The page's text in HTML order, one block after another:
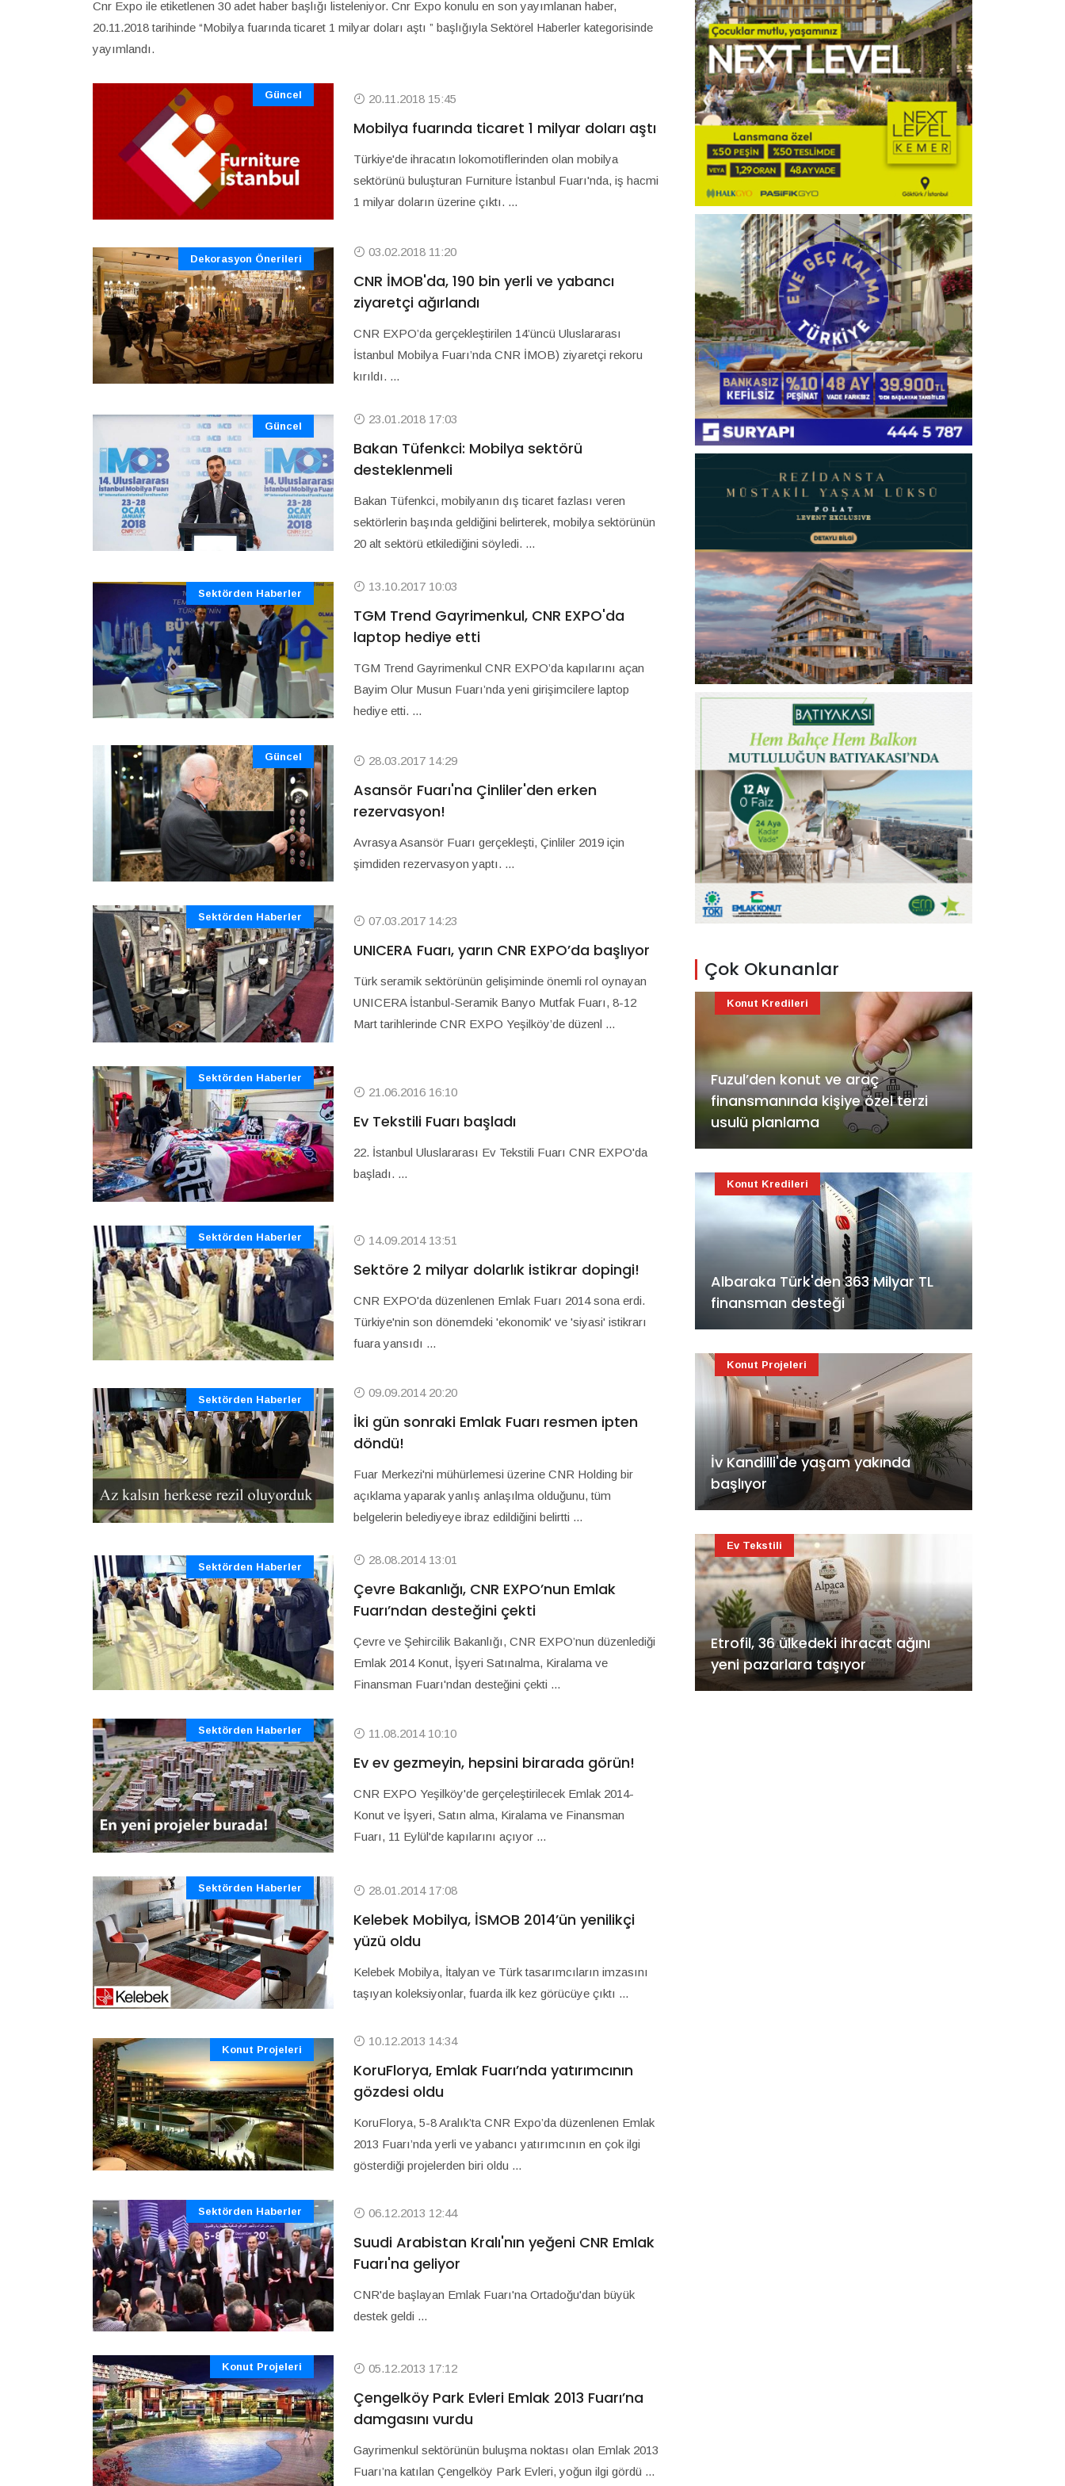
Cnr Expo ile etiketlenen 30 adet haber başlığı listeleniyor. Cnr Expo konulu en son yayımlanan haber,
20.11.2018 tarihinde “Mobilya fuarında ticaret 1 milyar doları aştı ” başlığıyla Sektörel Haberler kategorisinde
yayımlandı.
Güncel 20.11.2018 15:45
Mobilya fuarında ticaret 1 milyar doları aştı
Türkiye'de ihracatın lokomotiflerinden olan mobilya
sektörünü buluşturan Furniture İstanbul Fuarı'nda, iş hacmi
1 milyar doların üzerine çıktı. ...
Dekorasyon Önerileri 03.02.2018 11:20
CNR İMOB'da, 190 bin yerli ve yabancı
ziyaretçi ağırlandı
CNR EXPO’da gerçekleştirilen 14’üncü Uluslararası
İstanbul Mobilya Fuarı’nda CNR İMOB) ziyaretçi rekoru
kırıldı. ...
Güncel 23.01.2018 17:03
Bakan Tüfenkci: Mobilya sektörü
desteklenmeli
Bakan Tüfenkci, mobilyanın dış ticaret fazlası veren
sektörlerin başında geldiğini belirterek, mobilya sektörünün
20 alt sektörü etkilediğini söyledi. ...
Sektörden Haberler 13.10.2017 10:03
TGM Trend Gayrimenkul, CNR EXPO'da
laptop hediye etti
TGM Trend Gayrimenkul CNR EXPO’da kapılarını açan
Bayim Olur Musun Fuarı’nda yeni girişimcilere laptop
hediye etti. ...
Güncel 28.03.2017 14:29
Asansör Fuarı'na Çinliler'den erken
rezervasyon!
Avrasya Asansör Fuarı gerçekleşti, Çinliler 2019 için
şimdiden rezervasyon yaptı. ...
Sektörden Haberler 07.03.2017 14:23
UNICERA Fuarı, yarın CNR EXPO’da başlıyor
Türk seramik sektörünün gelişiminde önemli rol oynayan
UNICERA İstanbul-Seramik Banyo Mutfak Fuarı, 8-12
Mart tarihlerinde CNR EXPO Yeşilköy’de düzenl ...
Sektörden Haberler
21.06.2016 16:10
Ev Tekstili Fuarı başladı
22. İstanbul Uluslararası Ev Tekstili Fuarı CNR EXPO'da
başladı. ...
Sektörden Haberler 14.09.2014 13:51
Sektöre 2 milyar dolarlık istikrar dopingi!
CNR EXPO'da düzenlenen Emlak Fuarı 2014 sona erdi.
Türkiye'nin son dönemdeki 'ekonomik' ve 'siyasi' istikrarı
fuara yansıdı ...
Sektörden Haberler
09.09.2014 20:20
İki gün sonraki Emlak Fuarı resmen ipten
döndü!
Fuar Merkezi'ni mühürlemesi üzerine CNR Holding bir
açıklama yaparak yanlış anlaşılma olduğunu, tüm
belgelerin belediyeye ibraz edildiğini belirtti ...
Sektörden Haberler
28.08.2014 13:01
Çevre Bakanlığı, CNR EXPO’nun Emlak
Fuarı’ndan desteğini çekti
Çevre ve Şehircilik Bakanlığı, CNR EXPO’nun düzenlediği
Emlak 2014 Konut, İşyeri Satınalma, Kiralama ve
Finansman Fuarı'ndan desteğini çekti ...
Sektörden Haberler 11.08.2014 10:10
Ev ev gezmeyin, hepsini birarada görün!
CNR EXPO Yeşilköy'de gerçeleştirilecek Emlak 2014-
Konut ve İşyeri, Satın alma, Kiralama ve Finansman
Fuarı, 11 Eylül'de kapılarını açıyor ...
Sektörden Haberler 28.01.2014 17:08
Kelebek Mobilya, İSMOB 2014’ün yenilikçi
yüzü oldu
Kelebek Mobilya, İtalyan ve Türk tasarımcıların imzasını
taşıyan koleksiyonlar, fuarda ilk kez görücüye çıktı ...
Konut Projeleri
10.12.2013 14:34
KoruFlorya, Emlak Fuarı’nda yatırımcının
gözdesi oldu
KoruFlorya, 5-8 Aralık’ta CNR Expo’da düzenlenen Emlak
2013 Fuarı’nda yerli ve yabancı yatırımcının en çok ilgi
gösterdiği projelerden biri oldu ...
Sektörden Haberler 06.12.2013 12:44
Suudi Arabistan Kralı'nın yeğeni CNR Emlak
Fuarı'na geliyor
CNR'de başlayan Emlak Fuarı'na Ortadoğu'dan büyük
destek geldi ...
Konut Projeleri 05.12.2013 17:12
Çengelköy Park Evleri Emlak 2013 Fuarı’na
damgasını vurdu
Gayrimenkul sektörünün buluşma noktası olan Emlak 2013
Fuarı’na katılan Çengelköy Park Evleri, yoğun ilgi gördü ...
Çok Okunanlar
Fuzul’den konut ve araç
finansmanında kişiye özel terzi
usulü planlama
Konut Kredileri
Albaraka Türk'den 363 Milyar TL
finansman desteği
Konut Kredileri
İv Kandilli'de yaşam yakında
başlıyor
Konut Projeleri
Etrofil, 36 ülkedeki ihracat ağını
yeni pazarlara taşıyor
Ev Tekstili